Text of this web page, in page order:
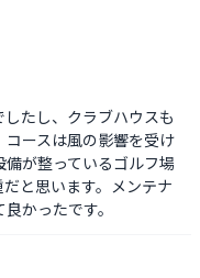
たし、クラブハウスも
ースは風の影響を受け
が整っているゴルフ場
と思います。メンテナ
かったです。